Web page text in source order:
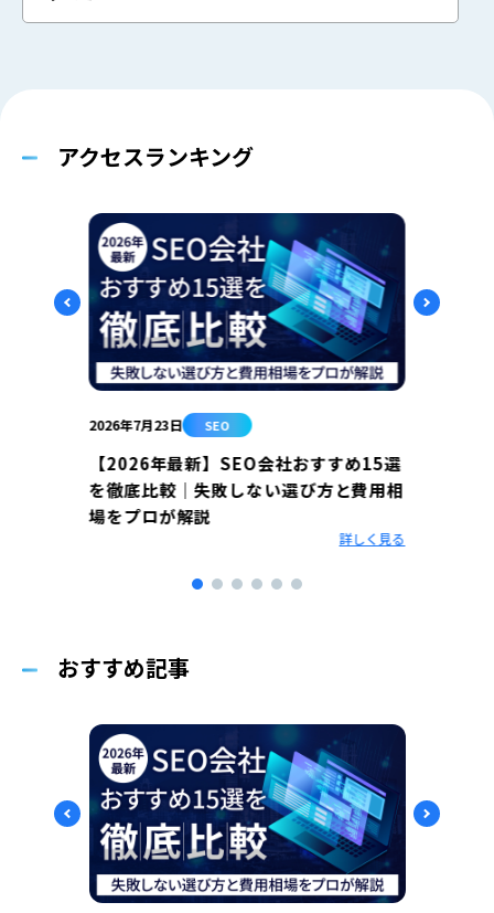
アクセスランキング
2026年7月23日 SEO
【2026年最新】SEO会社おすすめ15選
を徹底比較｜失敗しない選び方と費用相
場をプロが解説
詳しく見る
おすすめ記事